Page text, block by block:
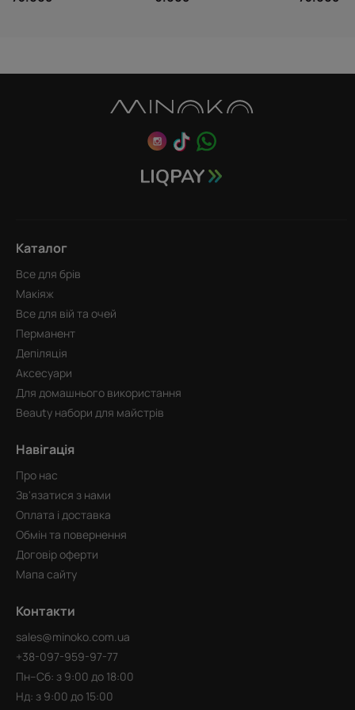
Каталог
Все для брів
Макіяж
Все для вій та очей
Перманент
Депіляція
Аксесуари
Для домашнього використання
Beauty набори для майстрів
Навігація
Про нас
Зв'язатися з нами
Оплата і доставка
Обмін та повернення
Договір оферти
Мапа сайту
Контакти
sales@minoko.com.ua
+38-097-959-97-77
Пн–Сб: з 9:00 до 18:00
Нд: з 9:00 до 15:00